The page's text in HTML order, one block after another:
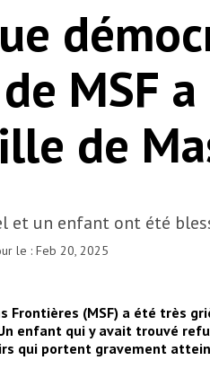
MSF
de
et un enfant ont été
le : Feb 20, 2025
Frontières (MSF) a été très
enfant qui y avait trouvé
qui portent gravement